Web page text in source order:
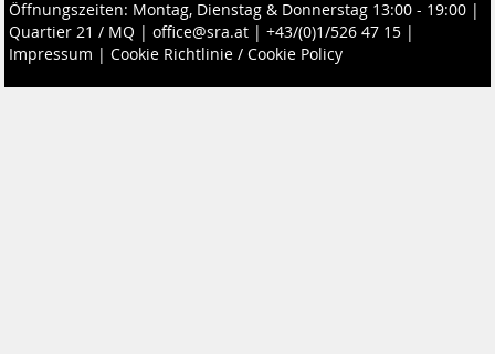
Öffnungszeiten: Montag, Dienstag & Donnerstag 13:00 - 19:00 |
Quartier 21 / MQ | office@sra.at | +43/(0)1/526 47 15 |
Impressum | Cookie Richtlinie / Cookie Policy